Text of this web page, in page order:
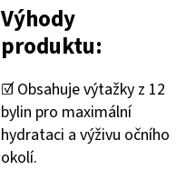
Výhody
produktu:
☑️ Obsahuje výtažky z 12
bylin pro maximální
hydrataci a výživu očního
okolí.